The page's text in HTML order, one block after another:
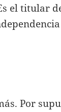
el titular
Por